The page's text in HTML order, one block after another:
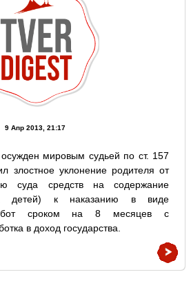
9 Апр 2013, 21:17
мировым судьей по ст. 157
уклонение родителя от
суда средств на содержание
детей) к наказанию в виде
сроком на 8 месяцев с
в доход государства.